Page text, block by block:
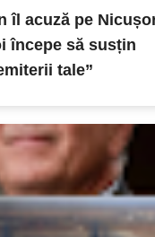
îl acuză pe
începe să susțin
tale”